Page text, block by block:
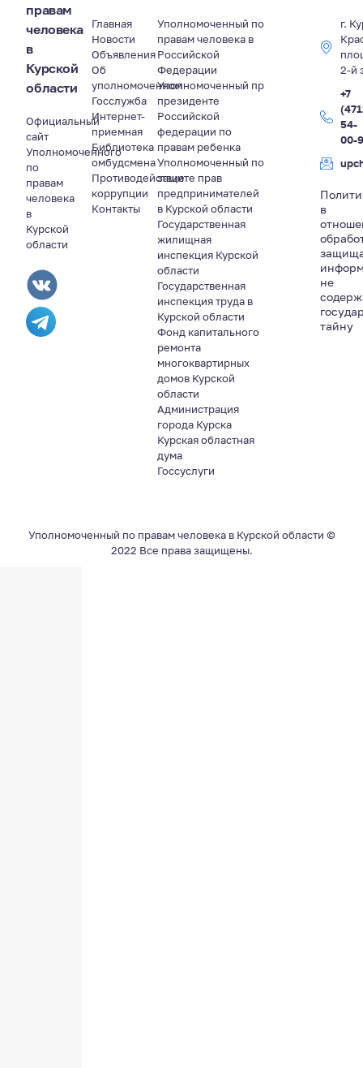
правам
человека
в
Курской
области
Официальный
сайт
Уполномоченного
по
правам
человека
в
Курской
области
Главная
Новости
Объявления
Об
уполномоченном
Госслужба
Интернет-
приемная
Библиотека
омбудсмена
Противодействие
коррупции
Контакты
Уполномоченный по
правам человека в
Российской
Федерации
Уполномоченный пр
президенте
Российской
федерации по
правам ребенка
Уполномоченный по
защите прав
предпринимателей
в Курской области
Государственная
жилищная
инспекция Курской
области
Государственная
инспекция труда в
Курской области
Фонд капитального
ремонта
многоквартирных
домов Курской
области
Администрация
города Курска
Курская областная
дума
Госсуслуги
г.
2-й
+7
54-
00-
в
не
тайну
Уполномоченный по правам человека в Курской области ©
2022 Все права защищены.